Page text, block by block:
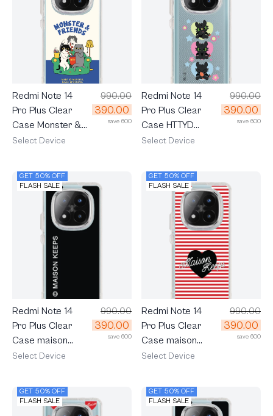
Redmi Note 14
Pro Plus Clear
Case Monster &
Friends Sofa Club
990.00
390.00
save 600
Select Device
Redmi Note 14
Pro Plus Clear
Case HTTYD
Toothless Trio
990.00
390.00
save 600
Select Device
GET 50% OFF
FLASH SALE
Redmi Note 14
Pro Plus Clear
Case maison
KEEPS Mark Logo
990.00
390.00
save 600
Select Device
GET 50% OFF
FLASH SALE
Redmi Note 14
Pro Plus Clear
Case maison
KEEPS Adore
990.00
390.00
save 600
Select Device
GET 50% OFF
FLASH SALE
GET 50% OFF
FLASH SALE